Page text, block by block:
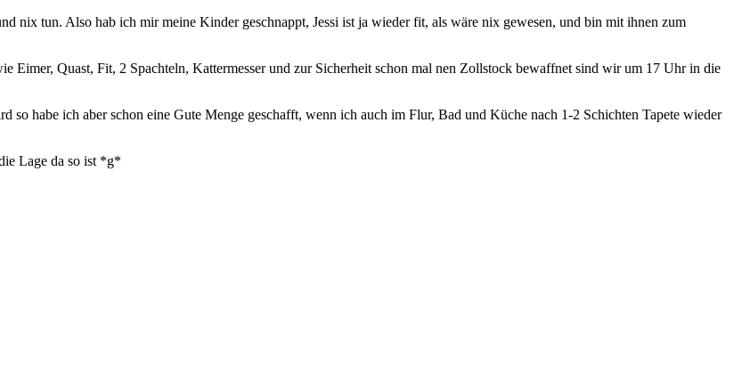
nix tun. Also hab ich mir meine Kinder geschnappt, Jessi ist ja wieder fit, als wäre nix gewesen, und bin mit ihnen zum
Eimer, Quast, Fit, 2 Spachteln, Kattermesser und zur Sicherheit schon mal nen Zollstock bewaffnet sind wir um 17 Uhr in die
so habe ich aber schon eine Gute Menge geschafft, wenn ich auch im Flur, Bad und Küche nach 1-2 Schichten Tapete wieder
Lage da so ist *g*